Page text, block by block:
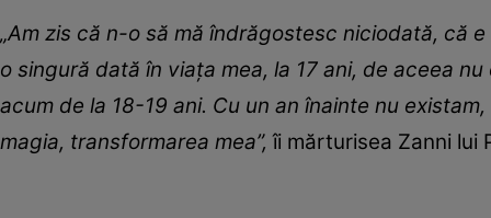
„Am zis că n-o să mă îndrăgostesc niciodată, că
o singură dată în viața mea, la 17 ani, de aceea
acum de la 18-19 ani. Cu un an înainte nu
magia, transformarea mea”, îi mărturisea Zanni lui